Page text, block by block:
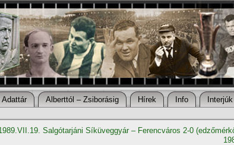
Adattár Alberttól – Zsiborásig Hí­rek Info Interjúk
Salgótarjáni Síküveggyár – Ferencváros 2-0